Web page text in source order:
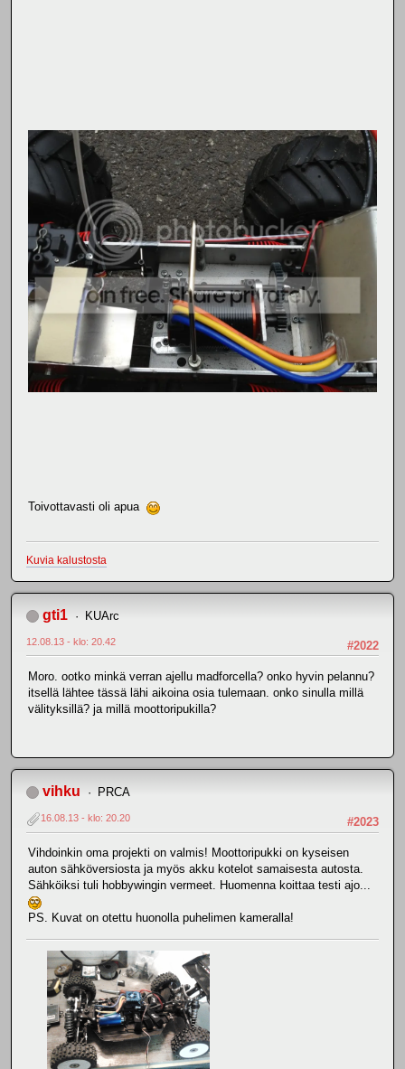
Toivottavasti oli apua
Kuvia kalustosta
gti1 KUArc
#2022
12.08.13 - klo: 20.42
Moro. ootko minkä verran ajellu madforcella? onko hyvin pelannu?
itsellä lähtee tässä lähi aikoina osia tulemaan. onko sinulla millä
välityksillä? ja millä moottoripukilla?
vihku PRCA
#2023
16.08.13 - klo: 20.20
Vihdoinkin oma projekti on valmis! Moottoripukki on kyseisen
auton sähköversiosta ja myös akku kotelot samaisesta autosta.
Sähköiksi tuli hobbywingin vermeet. Huomenna koittaa testi ajo...
PS. Kuvat on otettu huonolla puhelimen kameralla!